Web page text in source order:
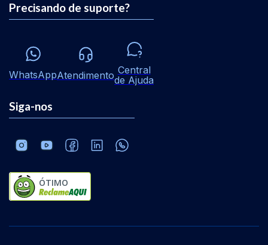
Precisando de suporte?
WhatsAppAtendimento Central
de Ajuda
Siga-nos
ÓTIMO